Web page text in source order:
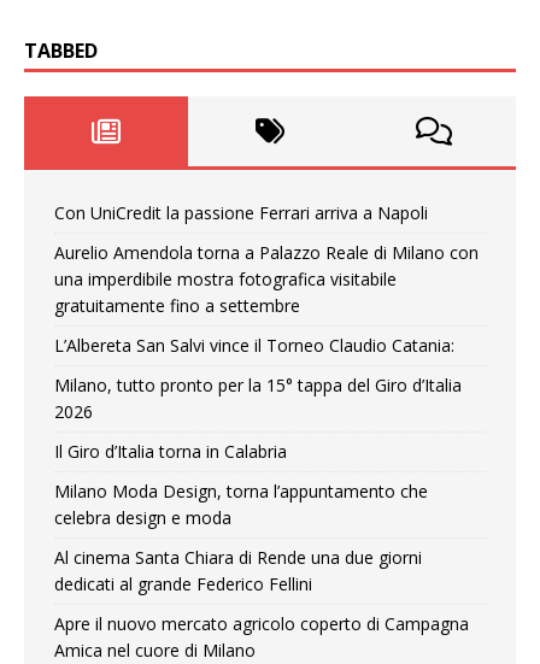
TABBED
Con UniCredit la passione Ferrari arriva a Napoli
Aurelio Amendola torna a Palazzo Reale di Milano con
una imperdibile mostra fotografica visitabile
gratuitamente fino a settembre
L’Albereta San Salvi vince il Torneo Claudio Catania:
Milano, tutto pronto per la 15° tappa del Giro d’Italia
2026
Il Giro d’Italia torna in Calabria
Milano Moda Design, torna l’appuntamento che
celebra design e moda
Al cinema Santa Chiara di Rende una due giorni
dedicati al grande Federico Fellini
Apre il nuovo mercato agricolo coperto di Campagna
Amica nel cuore di Milano